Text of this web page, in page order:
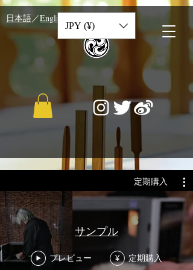
​日本語／English
JPY (¥)
定期購入
サンプル
プレビュー ¥ 定期購入